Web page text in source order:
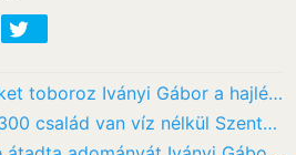
Szakembereket toboroz Iványi Gábor a hajléktalanok fogászati ellátásához
Továbbra is 300 család van víz nélkül Szentendrén így menthetik meg a várost